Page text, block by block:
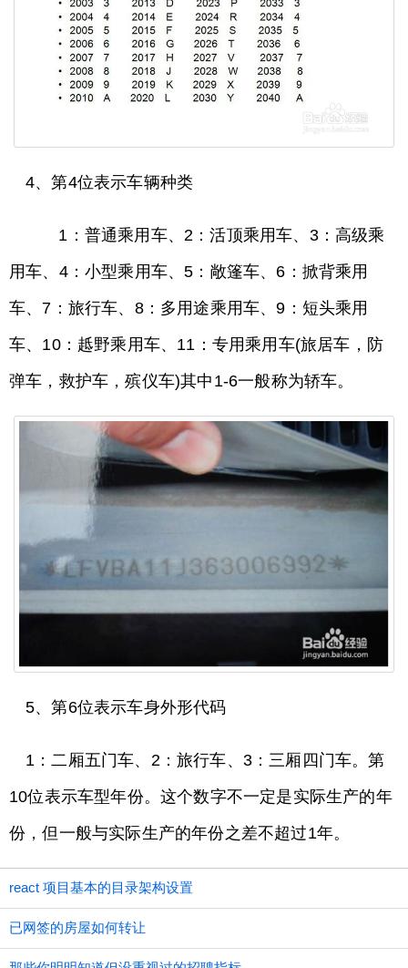
4、第4位表示车辆种类
1：普通乘用车、2：活顶乘用车、3：高级乘
用车、4：小型乘用车、5：敞篷车、6：掀背乘用
车、7：旅行车、8：多用途乘用车、9：短头乘用
车、10：趆野乘用车、11：专用乘用车(旅居车，防
弹车，救护车，殡仪车)其中1-6一般称为轿车。
5、第6位表示车身外形代码
1：二厢五门车、2：旅行车、3：三厢四门车。第
10位表示车型年份。这个数字不一定是实际生产的年
份，但一般与实际生产的年份之差不超过1年。
react 项目基本的目录架构设置
已网签的房屋如何转让